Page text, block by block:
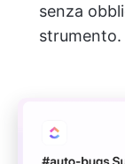
senza
strumento.